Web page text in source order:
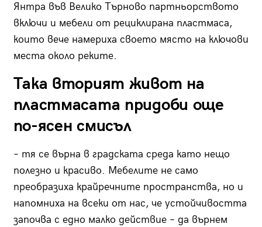
Янтра във Велико Търново партньорството
включи и мебели от рециклирана пластмаса,
които вече намериха своето място на ключови
места около реките.
Така вторият живот на
пластмасата придоби още
по-ясен смисъл
– тя се върна в градската среда като нещо
полезно и красиво. Мебелите не само
преобразиха крайречните пространства, но и
напомниха на всеки от нас, че устойчивостта
започва с едно малко действие – да върнем